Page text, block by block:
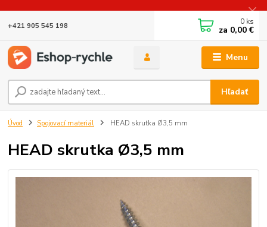
Menu
Hľadať
+421 905 545 198 0 ks
za 0,00 €
Úvod Spojovací materiál HEAD skrutka Ø3,5 mm
HEAD skrutka Ø3,5 mm